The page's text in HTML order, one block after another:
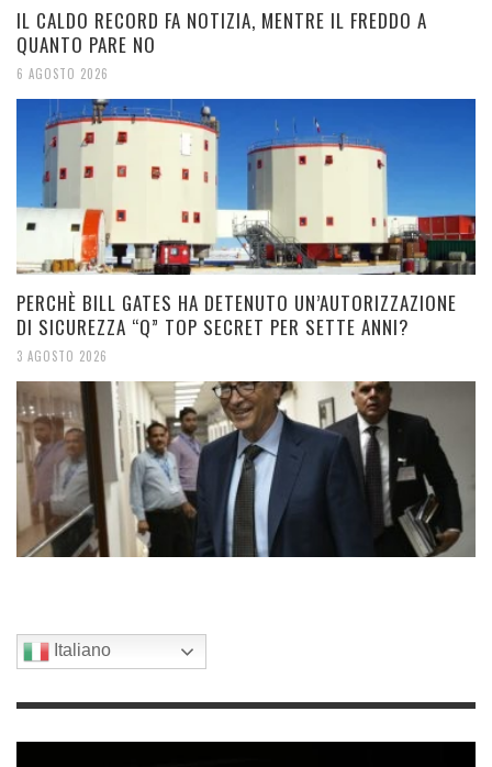
IL CALDO RECORD FA NOTIZIA, MENTRE IL FREDDO A
QUANTO PARE NO
6 AGOSTO 2026
PERCHÈ BILL GATES HA DETENUTO UN’AUTORIZZAZIONE
DI SICUREZZA “Q” TOP SECRET PER SETTE ANNI?
3 AGOSTO 2026
Italiano